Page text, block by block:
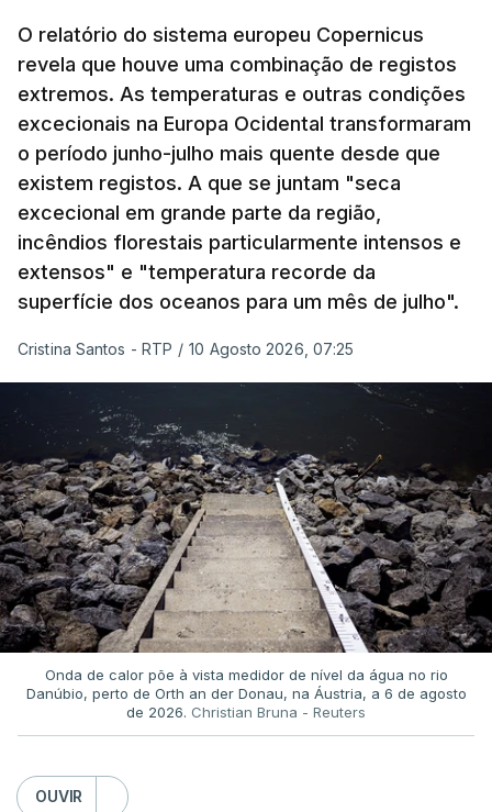
O relatório do sistema europeu Copernicus
revela que houve uma combinação de registos
extremos. As temperaturas e outras condições
excecionais na Europa Ocidental transformaram
o período junho-julho mais quente desde que
existem registos. A que se juntam "seca
excecional em grande parte da região,
incêndios florestais particularmente intensos e
extensos" e "temperatura recorde da
superfície dos oceanos para um mês de julho".
Cristina Santos - RTP / 10 Agosto 2026, 07:25
Onda de calor põe à vista medidor de nível da água no rio
Danúbio, perto de Orth an der Donau, na Áustria, a 6 de agosto
de 2026. Christian Bruna - Reuters
OUVIR